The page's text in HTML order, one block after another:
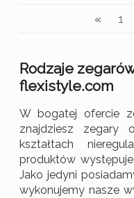
« 1
Rodzaje
flexistyle.com
W bogatej ofercie
znajdziesz zegary
kształtach
produktów
Jako jedyni
wykonujemy nasze